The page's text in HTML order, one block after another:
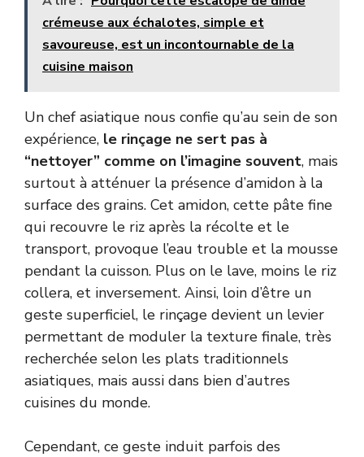
crémeuse aux échalotes, simple et
savoureuse, est un incontournable de la
cuisine maison
Un chef asiatique nous confie qu’au sein de son
expérience, le rinçage ne sert pas à
“nettoyer” comme on l’imagine souvent, mais
surtout à atténuer la présence d’amidon à la
surface des grains. Cet amidon, cette pâte fine
qui recouvre le riz après la récolte et le
transport, provoque l’eau trouble et la mousse
pendant la cuisson. Plus on le lave, moins le riz
collera, et inversement. Ainsi, loin d’être un
geste superficiel, le rinçage devient un levier
permettant de moduler la texture finale, très
recherchée selon les plats traditionnels
asiatiques, mais aussi dans bien d’autres
cuisines du monde.
Cependant, ce geste induit parfois des